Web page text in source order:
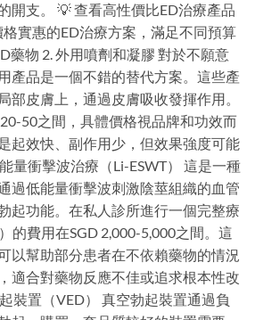
開支。 💡 查看高性價比ED治療產品
格實惠的ED治療方案，滿足不同預算
藥物 2. 外用噴劑和凝膠 對於不願意
產品是一個不錯的替代方案。這些產
部皮膚上，通過皮膚吸收發揮作用。
50之間，具體價格視品牌和功效而
起效快、副作用少，但效果強度可能
量衝擊波治療（Li-ESWT） 這是一種
過低能量衝擊波刺激陰莖組織的血管
起功能。在私人診所進行一個完整療
的費用在SGD 2,000-5,000之間。這
以幫助部分患者在不依賴藥物的情況
適合對藥物反應不佳或追求根本性改
裝置（VED） 真空勃起裝置通過負